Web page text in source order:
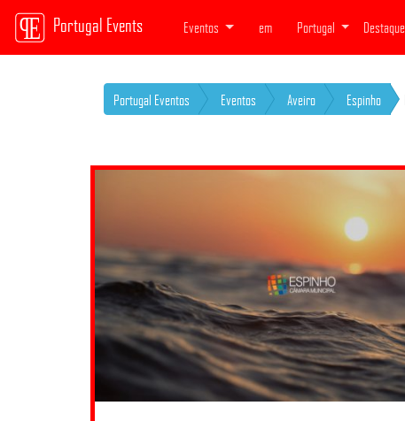
Portugal Events Eventos em Portugal Destaque
Portugal Eventos Eventos Aveiro Espinho